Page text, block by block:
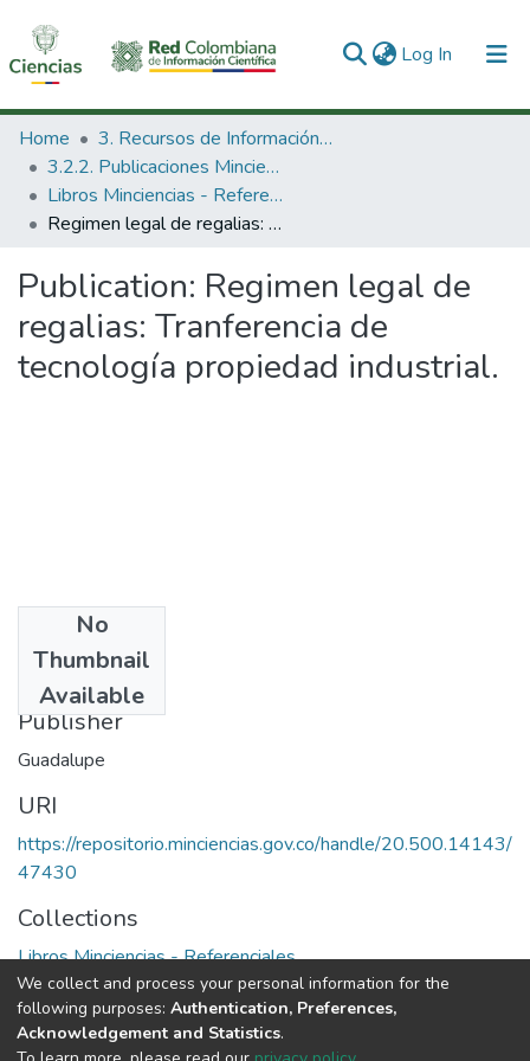
Log In (current)
Communities & Collections
All of DSpace
Statistics
Home
3. Recursos de Información Científica y Tecnológica
3.2.2. Publicaciones Minciencias
Libros Minciencias - Referenciales
Regimen legal de regalias: Tranferencia de tecnología propiedad industrial.
Publication: Regimen legal de
regalias: Tranferencia de
tecnología propiedad industrial.
No
Thumbnail
Available
1982
Publisher
Guadalupe
URI
https://repositorio.minciencias.gov.co/handle/20.500.14143/
47430
Collections
Libros Minciencias - Referenciales
Full item page
We collect and process your personal information for the
following purposes: Authentication, Preferences,
Acknowledgement and Statistics.